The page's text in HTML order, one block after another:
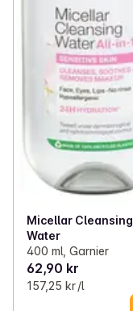
Micellar Cleansing
Water
400 ml, Garnier
62,90 kr
157,25 kr /l